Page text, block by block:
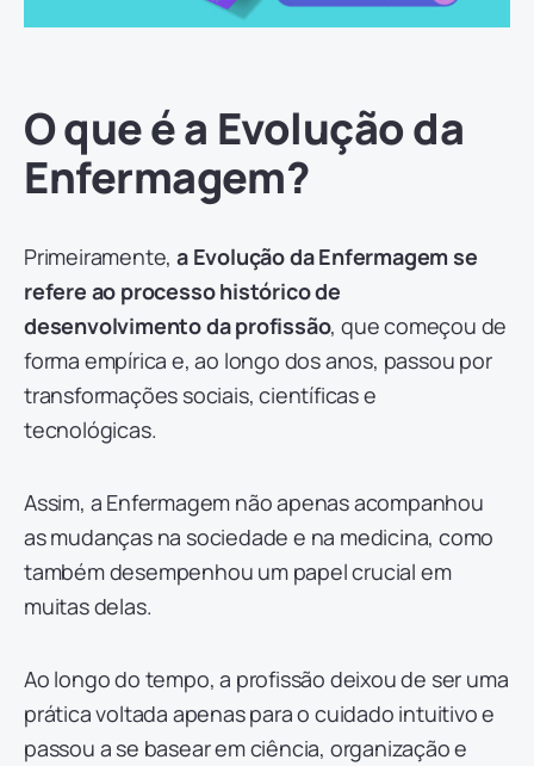
O que é a Evolução da
Enfermagem?
Primeiramente, a Evolução da Enfermagem se
refere ao processo histórico de
desenvolvimento da profissão, que começou de
forma empírica e, ao longo dos anos, passou por
transformações sociais, científicas e
tecnológicas.
Assim, a Enfermagem não apenas acompanhou
as mudanças na sociedade e na medicina, como
também desempenhou um papel crucial em
muitas delas.
Ao longo do tempo, a profissão deixou de ser uma
prática voltada apenas para o cuidado intuitivo e
passou a se basear em ciência, organização e